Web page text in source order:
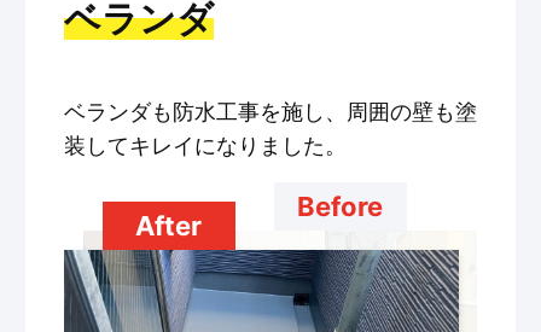
ベランダ
ベランダも防水工事を施し、周囲の壁も塗
装してキレイになりました。
Before
After